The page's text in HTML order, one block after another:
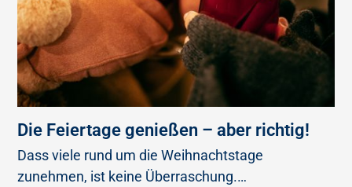
Die Feiertage genießen – aber richtig!
Dass viele rund um die Weihnachtstage
zunehmen, ist keine Überraschung.…